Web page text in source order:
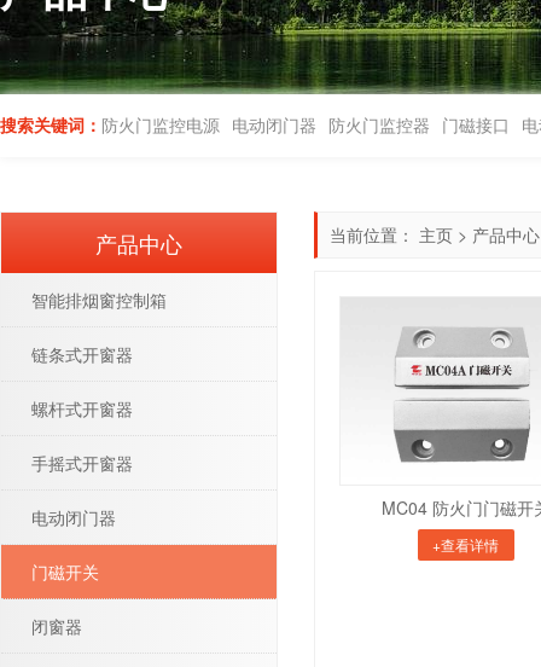
搜索关键词： 防火门监控电源 电动闭门器 防火门监控器 门磁接口
当前位置： 主页 > 产品中心
MC04 防火门门磁开
+查看详情
产品中心
智能排烟窗控制箱
链条式开窗器
螺杆式开窗器
手摇式开窗器
电动闭门器
门磁开关
闭窗器